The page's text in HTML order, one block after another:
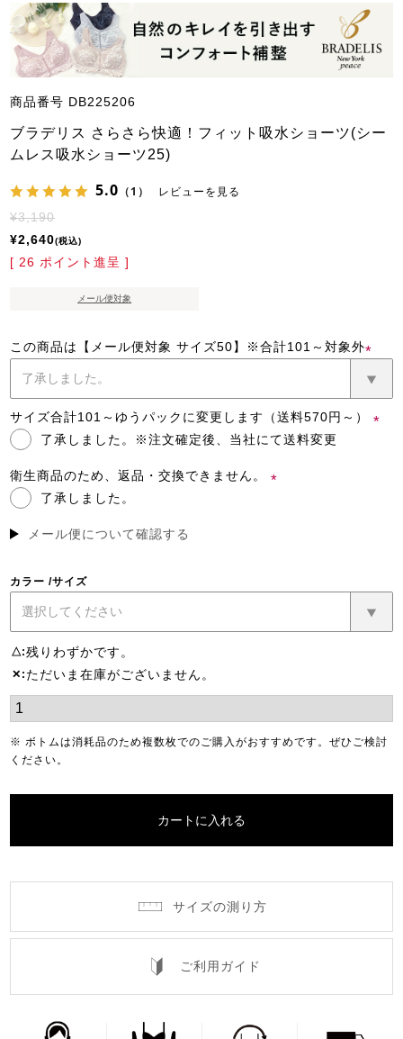
商品番号 DB225206
ブラデリス さらさら快適！フィット吸水ショーツ(シー
ムレス吸水ショーツ25)
5.0 （1） レビューを見る
¥3,190
¥2,640 税込
[ 26 ポイント進呈 ]
メール便対象
この商品は【メール便対象 サイズ50】※合計101～対象外
(必
須)
サイズ合計101～ゆうパックに変更します（送料570円～）
了承しました。※注文確定後、当社にて送料変更
衛生商品のため、返品・交換できません。
了承しました。
メール便について確認する
カラー サイズ
△ 残りわずかです。
✕ ただいま在庫がございません。
※ ボトムは消耗品のため複数枚でのご購入がおすすめです。ぜひご検討
ください。
カートに入れる
サイズの測り方
ご利用ガイド